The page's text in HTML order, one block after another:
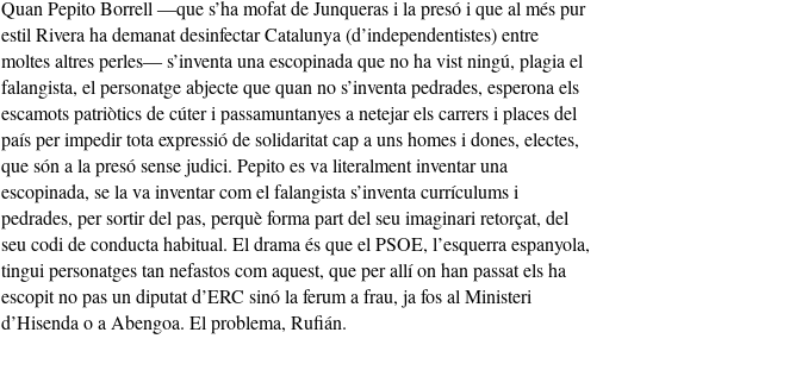
Quan Pepito Borrell ―que s’ha mofat de Junqueras i la presó i que al més pur
estil Rivera ha demanat desinfectar Catalunya (d’independentistes) entre
moltes altres perles― s’inventa una escopinada que no ha vist ningú, plagia el
falangista, el personatge abjecte que quan no s’inventa pedrades, esperona els
escamots patriòtics de cúter i passamuntanyes a netejar els carrers i places del
país per impedir tota expressió de solidaritat cap a uns homes i dones, electes,
que són a la presó sense judici. Pepito es va literalment inventar una
escopinada, se la va inventar com el falangista s’inventa currículums i
pedrades, per sortir del pas, perquè forma part del seu imaginari retorçat, del
seu codi de conducta habitual. El drama és que el PSOE, l’esquerra espanyola,
tingui personatges tan nefastos com aquest, que per allí on han passat els ha
escopit no pas un diputat d’ERC sinó la ferum a frau, ja fos al Ministeri
d’Hisenda o a Abengoa. El problema, Rufián.